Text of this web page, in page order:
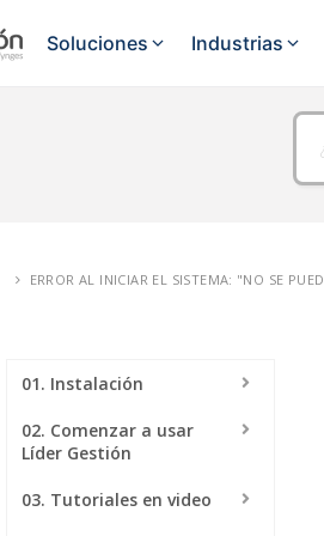
Soluciones
Controlá todo el proceso de
Gestion de compras
Anticipate al quiebre de stock
Industrias
Buloneria
ERROR AL INICIAR EL SISTEMA: "NO SE
01. Instalación
02. Comenzar a usar
Líder Gestión
03. Tutoriales en video